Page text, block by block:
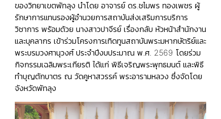
ของวิทยาเขตพัทลุง นำโดย อาจารย์ ดร.ชไมพร ทองเพชร ผู้
รักษาการแทนรองผู้อำนวยการสถาบันส่งเสริมการบริการ
วิชาการ พร้อมด้วย นางสาวปาจีรย์ เรื่องกลับ หัวหน้าสำนักงาน
และบุคลากร เข้าร่วมโครงการเทิดทูนสถาบันพระมหากษัตริย์และ
พระบรมวงศานุวงศ์ ประจำปีงบประมาณ พ.ศ. 2569 โดยร่วม
กิจกรรมเฉลิมพระเกียรติ ได้แก่ พิธีเจริญพระพุทธมนต์ และพิธี
ทำบุญตักบาตร ณ วัดคูหาสวรรค์ พระอารามหลวง ซึ่งจัดโดย
จังหวัดพัทลุง